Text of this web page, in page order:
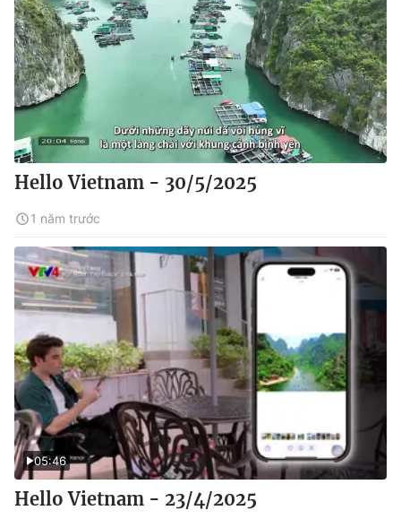
Hello Vietnam - 30/5/2025
1 năm trước
05:46
Hello Vietnam - 23/4/2025